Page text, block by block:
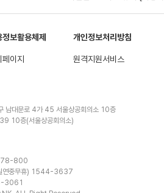
정보활용체제 개인정보처리방침
페이지 원격지원서비스
남대문로 4가 45 서울상공회의소 10층
10층(서울상공회의소)
800
연중무휴) 1544-3637
3061